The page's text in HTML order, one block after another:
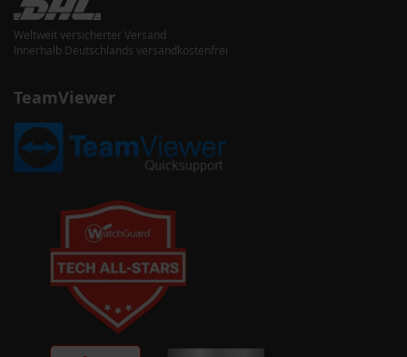
Weltweit versicherter Versand
Innerhalb Deutschlands versandkostenfrei
TeamViewer